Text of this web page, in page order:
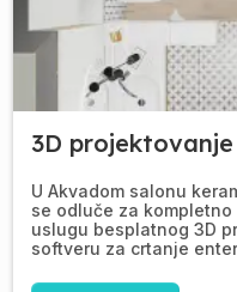
3D
U Akvadom salonu
se odluče za
uslugu besplatnog 3D
softveru za crtanje